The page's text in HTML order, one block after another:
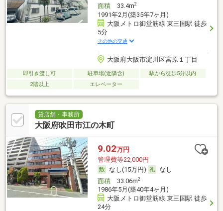
面積33.4m2
1991年2月(築35年7ヶ月)
大阪メトロ御堂筋線 東三国駅 徒歩
5分
その他の交通
大阪府大阪市淀川区宮原１丁目
即引き渡し可 駐車場(近隣含)
駅から徒歩5分以内
2階以上
エレベーター
貸店舗・事務所
大阪府吹田市江の木町
9.02万円
管理費等22,000円
なし(15万円)
なし
面積33.06m2
1986年5月(築40年4ヶ月)
大阪メトロ御堂筋線 東三国駅 徒歩
24分